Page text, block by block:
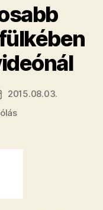
dátuma
2015.08.03.
a(z)
reklám